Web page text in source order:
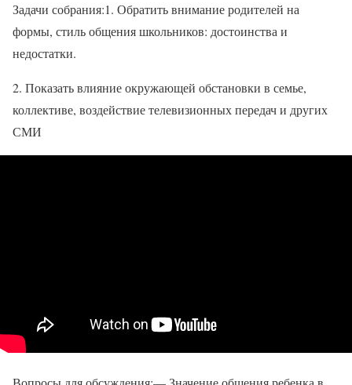
Задачи собрания:1. Обратить внимание родителей на
формы, стиль общения школьников: достоинства и
недостатки.
2. Показать влияние окружающей обстановки в семье,
коллективе, воздействие телевизионных передач и других
СМИ